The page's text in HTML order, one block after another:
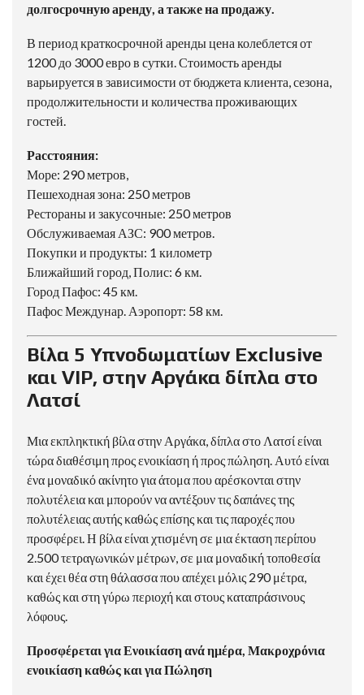
долгосрочную аренду, а также на продажу.
В период краткосрочной аренды цена колеблется от
1200 до 3000 евро в сутки. Стоимость аренды
варьируется в зависимости от бюджета клиента, сезона,
продолжительности и количества проживающих
гостей.
Расстояния:
Море: 290 метров,
Пешеходная зона: 250 метров
Рестораны и закусочные: 250 метров
Обслуживаемая АЗС: 900 метров.
Покупки и продукты: 1 километр
Ближайший город, Полис: 6 км.
Город Пафос: 45 км.
Пафос Междунар. Аэропорт: 58 км.
Βίλα 5 Υπνοδωματίων Exclusive
και VIP, στην Αργάκα δίπλα στο
Λατσί
Μια εκπληκτική βίλα στην Αργάκα, δίπλα στο Λατσί είναι
τώρα διαθέσιμη προς ενοικίαση ή προς πώληση. Αυτό είναι
ένα μοναδικό ακίνητο για άτομα που αρέσκονται στην
πολυτέλεια και μπορούν να αντέξουν τις δαπάνες της
πολυτέλειας αυτής καθώς επίσης και τις παροχές που
προσφέρει. Η βίλα είναι χτισμένη σε μια έκταση περίπου
2.500 τετραγωνικών μέτρων, σε μια μοναδική τοποθεσία
και έχει θέα στη θάλασσα που απέχει μόλις 290 μέτρα,
καθώς και στη γύρω περιοχή και στους καταπράσινους
λόφους.
Προσφέρεται για Ενοικίαση ανά ημέρα, Μακροχρόνια
ενοικίαση καθώς και για Πώληση